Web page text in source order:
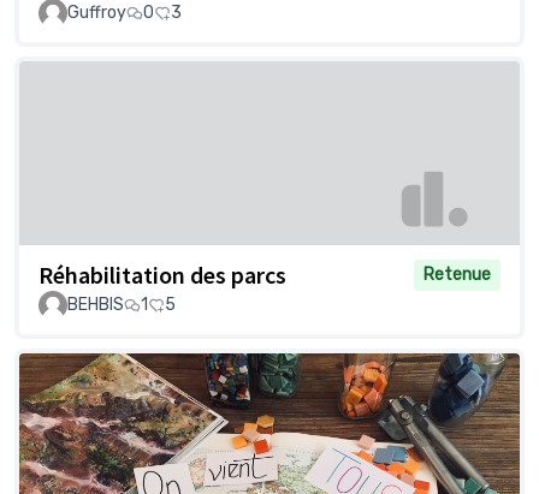
Guffroy 0 3
Réhabilitation des parcs
Retenue
BEHBIS
1 5